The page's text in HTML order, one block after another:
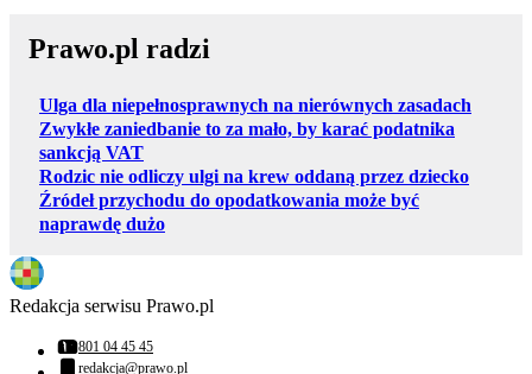
Prawo.pl radzi
Ulga dla niepełnosprawnych na nierównych zasadach
Zwykłe zaniedbanie to za mało, by karać podatnika
sankcją VAT
Rodzic nie odliczy ulgi na krew oddaną przez dziecko
Źródeł przychodu do opodatkowania może być
naprawdę dużo
Redakcja serwisu Prawo.pl
Numer telefonu:
801 04 45 45
redakcja@prawo.pl